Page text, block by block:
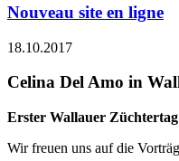
Nouveau site en ligne
18.10.2017
Celina Del Amo in
Erster Wallauer
Wir freuen uns auf die